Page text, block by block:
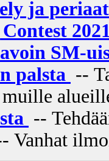
ja
SM-
palsta --
--
Vanhat